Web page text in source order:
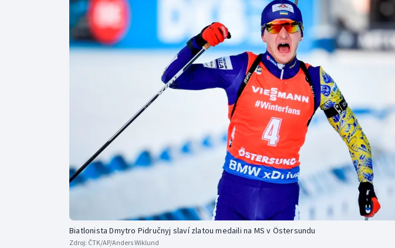
Curling
Dostihy
Florbal
Futsal
Gymnastika
Moderní pětiboj
Motorsport
Olympijské hry
Parasport
Plavání
Plážový volejbal
Biatlonista Dmytro Pidručnyj slaví zlatou medaili na MS v Östersundu
Zdroj: ČTK/AP/Anders Wiklund